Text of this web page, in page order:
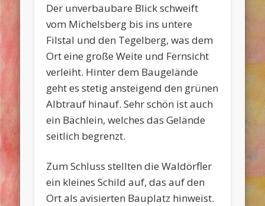
Der unverbaubare Blick schweift
vom Michelsberg bis ins untere
Filstal und den Tegelberg, was dem
Ort eine große Weite und Fernsicht
verleiht. Hinter dem Baugelände
geht es stetig ansteigend den grünen
Albtrauf hinauf. Sehr schön ist auch
ein Bächlein, welches das Gelände
seitlich begrenzt.
Zum Schluss stellten die Waldörfler
ein kleines Schild auf, das auf den
Ort als avisierten Bauplatz hinweist.